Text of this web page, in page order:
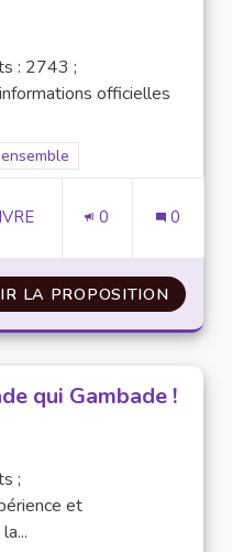
: 2743 ;
officielles
: 5. Vivre ensemble et
0 0
LA PROPOSITION N° 50
qui Gambade !
;
et